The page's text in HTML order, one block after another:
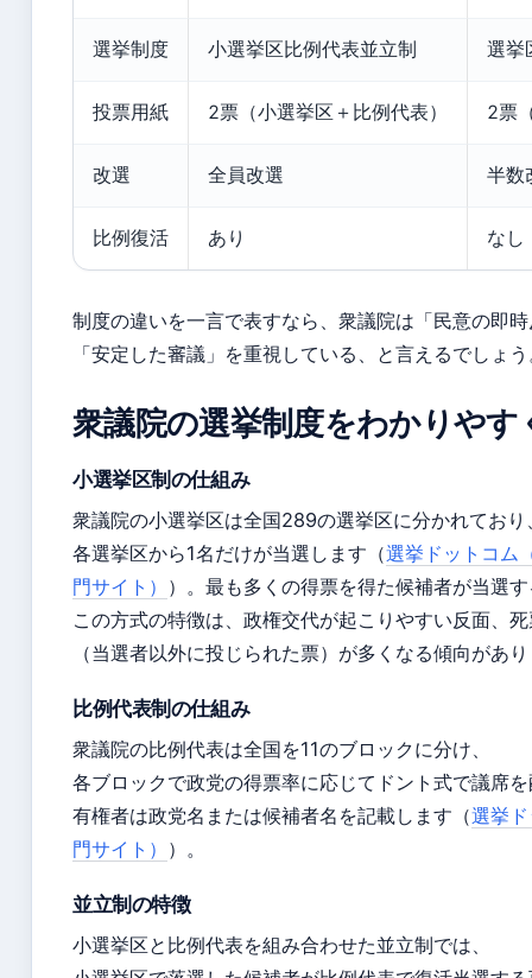
選挙制度 小選挙区比例代表並立制 選挙
投票用紙 2票（小選挙区＋比例代表） 2票
改選 全員改選 半数
比例復活 あり なし
制度の違いを一言で表すなら、衆議院は「民意の即
「安定した審議」を重視している、と言えるでしょ
衆議院の選挙制度をわかりやす
小選挙区制の仕組み
衆議院の小選挙区は全国289の選挙区に分かれており
各選挙区から1名だけが当選します（選挙ドットコム
門サイト） ）。最も多くの得票を得た候補者が当選
この方式の特徴は、政権交代が起こりやすい反面、
（当選者以外に投じられた票）が多くなる傾向があ
比例代表制の仕組み
衆議院の比例代表は全国を11のブロックに分け、
各ブロックで政党の得票率に応じてドント式で議席
有権者は政党名または候補者名を記載します（選挙
門サイト） ）。
並立制の特徴
小選挙区と比例代表を組み合わせた並立制では、